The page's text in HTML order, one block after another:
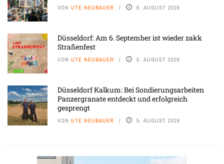
VON UTE NEUBAUER 6. AUGUST 2026
Düsseldorf: Am 6. September ist wieder zakk
Straßenfest
VON UTE NEUBAUER 5. AUGUST 2026
Düsseldorf Kalkum: Bei Sondierungsarbeiten
Panzergranate entdeckt und erfolgreich
gesprengt
VON UTE NEUBAUER 5. AUGUST 2026